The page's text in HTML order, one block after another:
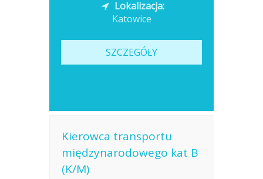
Opublikowano: dzisiajLokalizacja:
Katowice
SZCZEGÓŁY
Kierowca transportu
międzynarodowego kat B
(K/M)